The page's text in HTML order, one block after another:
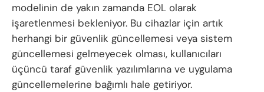
modelinin de yakın zamanda EOL olarak
işaretlenmesi bekleniyor. Bu cihazlar için artık
herhangi bir güvenlik güncellemesi veya sistem
güncellemesi gelmeyecek olması, kullanıcıları
üçüncü taraf güvenlik yazılımlarına ve uygulama
güncellemelerine bağımlı hale getiriyor.